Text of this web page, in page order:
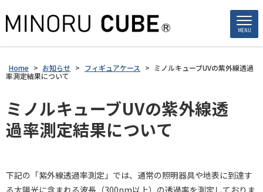
MENU
Home > お知らせ > フィギュアケース > ミノルキューブUVの紫外線透過
率測定結果について
ミノルキューブUVの紫外線透
過率測定結果について
下記の「紫外線透過率測定」では、通常の照明器具や地表に到達す
る太陽光に含まれる波長（300nm以上）の透過率を測定しておりま